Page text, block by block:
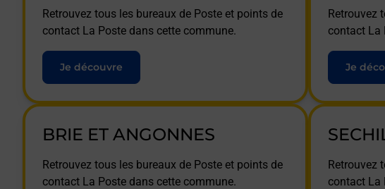
Retrouvez tous les bureaux de Poste et points de
contact La Poste dans cette commune.
Je découvre
Retrouvez
contact La
Je
BRIE ET ANGONNES
Retrouvez tous les bureaux de Poste et points de
contact La Poste dans cette commune.
Retrouvez
contact La